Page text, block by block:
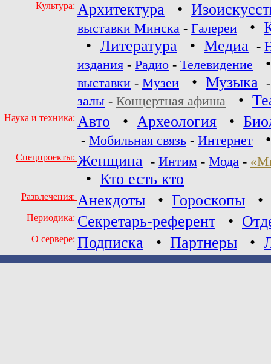
Культура: Архитектура •
выставки Минска - Галереи •
• Литература • Медиа -
издания - Радио - Телевидение
выставки - Музеи • Музыка
залы - Концертная афиша •
Наука и техника: Авто • Археология •
- Мобильная связь - Интернет
Спецпроекты: Женщина - Интим - Мода -
• Кто есть кто
Развлечения: Анекдоты • Гороскопы •
Периодика: Секретарь-референт •
О сервере: Подписка • Партнеры •